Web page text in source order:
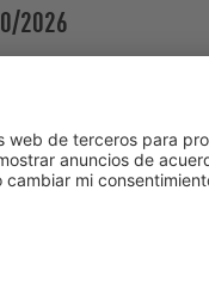
2026
de Exposiciones
LA FERIA